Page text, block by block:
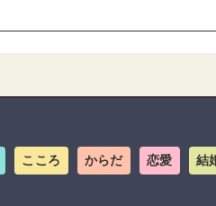
こころ からだ 恋愛 結